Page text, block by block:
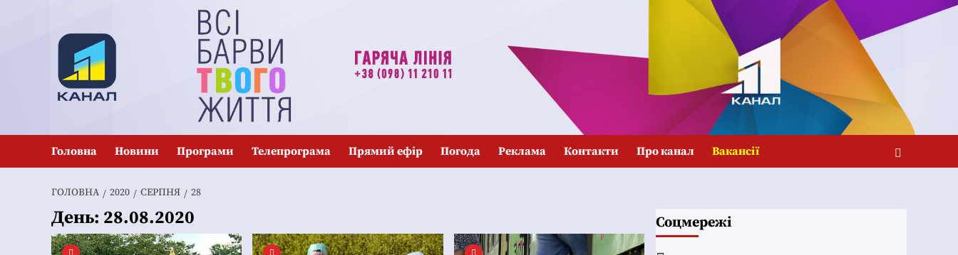
Головна Новини Програми Телепрограма Прямий ефір Погода Реклама Контакти Про канал Вакансії
ГОЛОВНА 2020 СЕРПНЯ 28
День: 28.08.2020 Соцмережі